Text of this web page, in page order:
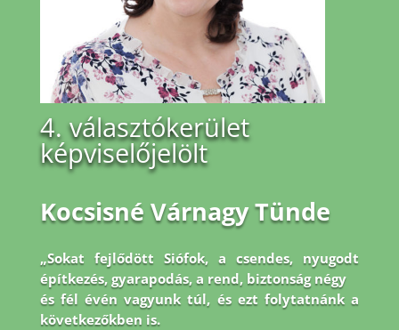
4. választókerület
képviselőjelölt
Kocsisné Várnagy Tünde
„Sokat fejlődött Siófok, a csendes, nyugodt
építkezés, gyarapodás, a rend, biztonság négy
és fél évén vagyunk túl, és ezt folytatnánk a
következőkben is.